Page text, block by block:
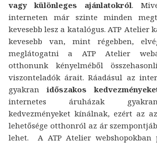
vagy különleges ajánlatokról.
interneten már szinte minden
kevesebb lesz a katalógus. ATP Atelier
kevesebb van, mint régebben,
meglátogatni a ATP Atelier
otthonunk kényelméből
viszonteladók árait. Ráadásul az
gyakranidőszakos
internetes áruházak
kedvezményeket kínálnak, ezért az
lehetősége otthonról az ár
lehet. A ATP Atelier webshopokban